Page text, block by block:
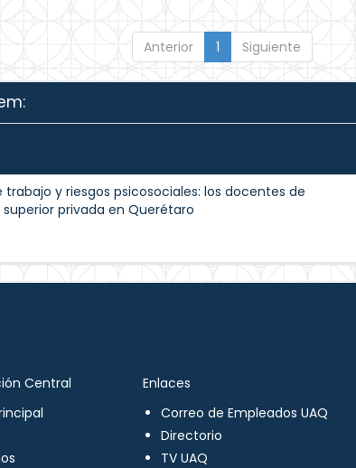
Anterior 1 Siguiente
trabajo y riesgos psicosociales: los docentes de
privada en Querétaro
Central
Enlaces
Correo de Empleados UAQ
Directorio
TV UAQ